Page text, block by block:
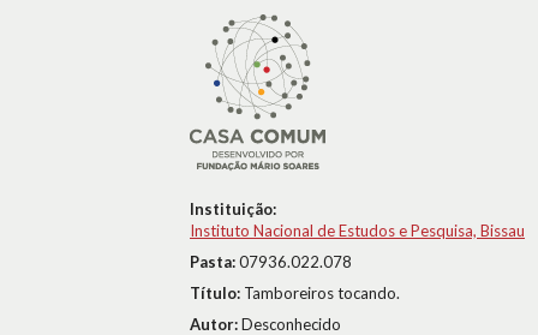
Instituição:
Instituto Nacional de Estudos e Pesquisa, Bissau
Pasta:07936.022.078
Título: Tamboreiros tocando.
Autor:Desconhecido